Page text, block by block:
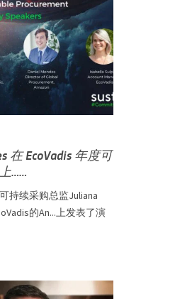
在 EcoVadis 年度可
……
持续采购总监Juliana
的An...上发表了演